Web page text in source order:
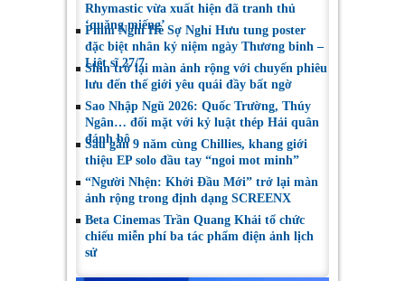
Rhymastic vừa xuất hiện đã tranh thủ
‘quăng miếng’
Phim Nghỉ Hè Sợ Nghỉ Hưu tung poster
đặc biệt nhân kỷ niệm ngày Thương binh –
Liệt sĩ 27/7
Shin trở lại màn ảnh rộng với chuyến phiêu
lưu đến thế giới yêu quái đầy bất ngờ
Sao Nhập Ngũ 2026: Quốc Trường, Thúy
Ngân… đối mặt với kỷ luật thép Hải quân
đánh bộ
Sau gần 9 năm cùng Chillies, khang giới
thiệu EP solo đầu tay “ngoi mot minh”
“Người Nhện: Khởi Đầu Mới” trở lại màn
ảnh rộng trong định dạng SCREENX
Beta Cinemas Trần Quang Khải tổ chức
chiếu miễn phí ba tác phẩm điện ảnh lịch
sử